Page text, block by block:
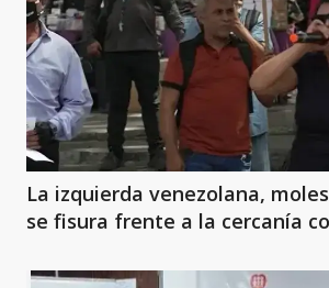
La izquierda venezolana,
se fisura frente a la cercanía